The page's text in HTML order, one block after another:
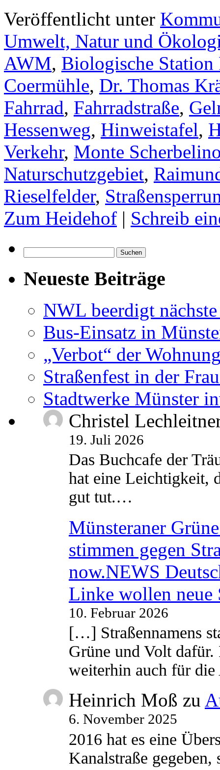
Veröffentlicht unter
Umwelt, Natur und
AWM, Biologische Station
Coermühle, Dr. Thomas
Fahrrad, Fahrradstraße,
Hessenweg, Hinweistafel,
Verkehr, Monte
Naturschutzgebiet,
Rieselfelder,
Zum Heidehof | Schreib
nach:
Neueste Beiträge
NWL beerdigt
Bus-Einsatz in
„Verbot“ der
Straßenfest in der
Stadtwerke Münster
Christel
19. Juli 2026
Das Buchcafe der
hat eine Leichtigkeit,
gut tut.…
Münsteraner
stimmen gegen
now.NEWS
Linke wollen neue
10. Februar 2026
[…] Straßennamens
Grüne und Volt
weiterhin auch für
Heinrich Moß zu
6. November 2025
2016 hat es eine
Kanalstraße